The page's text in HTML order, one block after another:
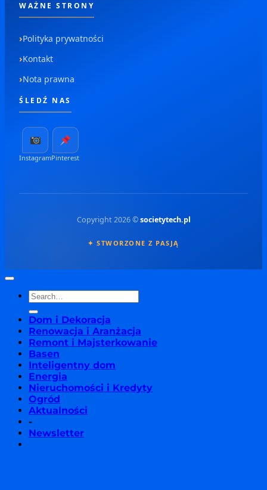
WAŻNE STRONY
Polityka prywatności
Kontakt
Nota prawna
ŚLEDŹ NAS
InstagramPinterest
Copyright 2026 ©societytech.pl
✦ STWORZONE Z PASJĄ
Dom i Dekoracja
Renowacja i Aranżacja
Remont i Majsterkowanie
Basen
Inteligentny dom
Energia
Nieruchomości i Kredyty
Ogród
Aktualności
-
Newsletter